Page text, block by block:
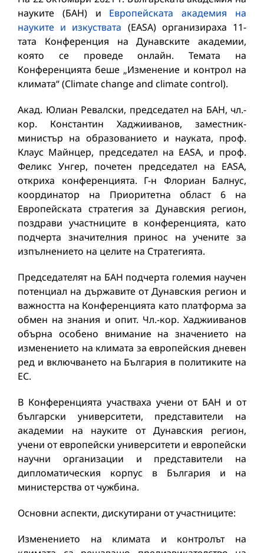
науките (БАН) и Европейската академия на
науките и изкуствата (EASA) организираха 11-
тата Конференция на Дунавските академии,
която се проведе онлайн. Темата на
Конференцията беше „Изменение и контрол на
климата“ (Climate change and climate control).
Акад. Юлиан Ревалски, председател на БАН, чл.-
кор. Константин Хаджииванов, заместник-
министър на образованието и науката, проф.
Клаус Майнцер, председател на EASA, и проф.
Феликс Унгер, почетен председател на EASA,
откриха конференцията. Г-н Флориан Балнус,
координатор на Приоритетна област 6 на
Европейската стратегия за Дунавския регион,
поздрави участниците в конференцията, като
подчерта значителния принос на учените за
изпълнението на целите на Стратегията.
Председателят на БАН подчерта големия научен
потенциал на държавите от Дунавския регион и
важността на Конференцията като платформа за
обмен на знания и опит. Чл.-кор. Хаджииванов
обърна особено внимание на значението на
изменението на климата за европейския дневен
ред и включването на България в политиките на
ЕС.
В Конференцията участваха учени от БАН и от
български университети, представители на
академии на науките от Дунавския регион,
учени от европейски университети и европейски
научни организации и представители на
дипломатическия корпус в България и на
министерства от чужбина.
Основни аспекти, дискутирани от участниците:
Изменението на климата и контролът на